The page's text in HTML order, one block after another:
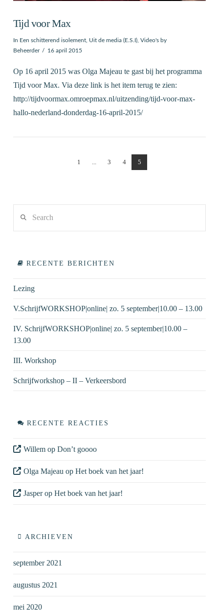
Tijd voor Max
In Een schitterend isolement, Uit de media (E.S.I), Video'sby
Beheerder
16 april 2015
Op 16 april 2015 was Olga Majeau te gast bij het programma
Tijd voor Max. Via deze link is het item terug te zien:
http://tijdvoormax.omroepmax.nl/uitzending/tijd-voor-max-
hallo-nederland-donderdag-16-april-2015/
1 3 4 5
RECENTE BERICHTEN
Lezing
V.SchrijfWORKSHOP|online| zo. 5 september|10.00 – 13.00
IV. SchrijfWORKSHOP|online| zo. 5 september|10.00 –
13.00
III. Workshop
Schrijfworkshop – II – Verkeersbord
RECENTE REACTIES
Willemop Don’t goooo
Olga Majeau op Het boek van het jaar!
Jasperop Het boek van het jaar!
ARCHIEVEN
september 2021
augustus 2021
mei 2020